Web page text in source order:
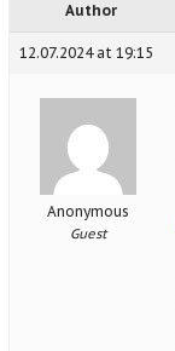
Author
12.07.2024 at 19:15
Anonymous
Guest